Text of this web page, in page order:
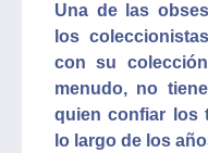
Una de las
los
con su
menudo, no
quien confiar los
lo largo de los